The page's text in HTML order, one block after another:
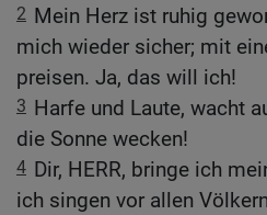
2 Mein Herz ist ruhig
mich wieder sicher; mit
preisen. Ja, das will ich!
3 Harfe und Laute, wacht
die Sonne wecken!
4 Dir, HERR, bringe ich
ich singen vor allen